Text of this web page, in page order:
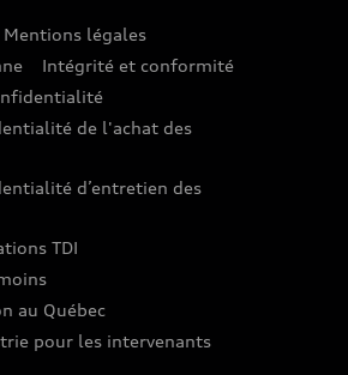
Audi
Mentions légales
Intégrité et conformité
de l'achat des
d’entretien des
TDI
au Québec
pour les intervenants